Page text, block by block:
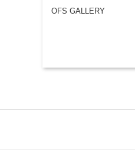
OFS GALLERY